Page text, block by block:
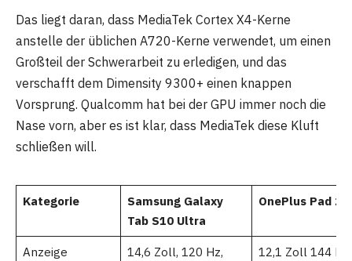
Das liegt daran, dass MediaTek Cortex X4-Kerne
anstelle der üblichen A720-Kerne verwendet, um einen
Großteil der Schwerarbeit zu erledigen, und das
verschafft dem Dimensity 9300+ einen knappen
Vorsprung. Qualcomm hat bei der GPU immer noch die
Nase vorn, aber es ist klar, dass MediaTek diese Kluft
schließen will.
Kategorie
Samsung Galaxy
Tab S10 Ultra
OnePlus Pad 2
Anzeige
14,6 Zoll, 120 Hz,
12,1 Zoll 144 Hz